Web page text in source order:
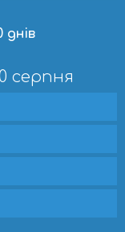
днів
серпня